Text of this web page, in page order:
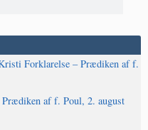
Forklarelse – Prædiken af f.
af f. Poul, 2. august